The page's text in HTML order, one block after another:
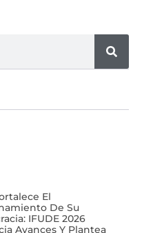
El
De Su
IFUDE 2026
Avances Y Plantea